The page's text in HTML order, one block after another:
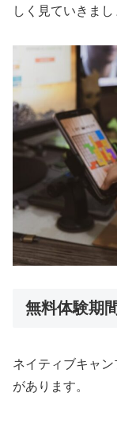
しく見ていきまし
無料体験期
ネイティブキャ
があります。